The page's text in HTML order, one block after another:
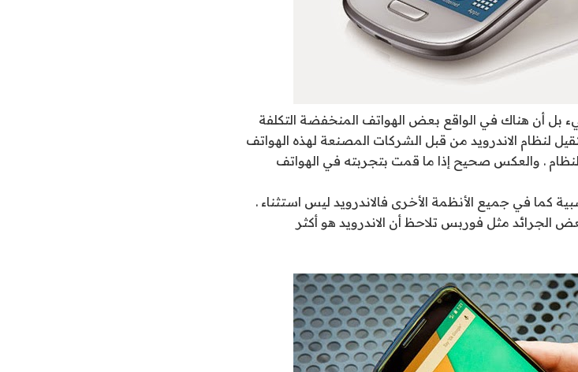
بل أن هناك في الواقع بعض الهواتف المنخفضة التكلفة
لنظام الاندرويد من قبل الشركات المصنعة لهذه الهواتف
. والعكس صحيح إذا ما قمت بتجربته في الهواتف
كما في جميع الأنظمة الأخرى فالاندرويد ليس استثناء .
الجرائد مثل فوربس تلاحظ أن الاندرويد هو أكثر